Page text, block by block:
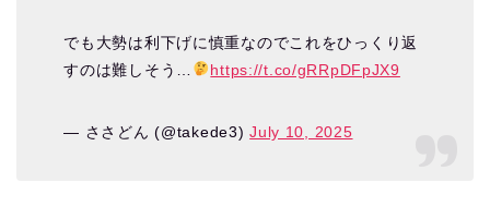
でも大勢は利下げに慎重なのでこれをひっくり返
すのは難しそう…
https://t.co/gRRpDFpJX9
— ささどん (@takede3)July 10, 2025